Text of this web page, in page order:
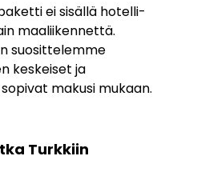
ei sisällä hotelli-
maaliikennettä.
suosittelemme
keskeiset ja
makusi mukaan.
Turkkiin